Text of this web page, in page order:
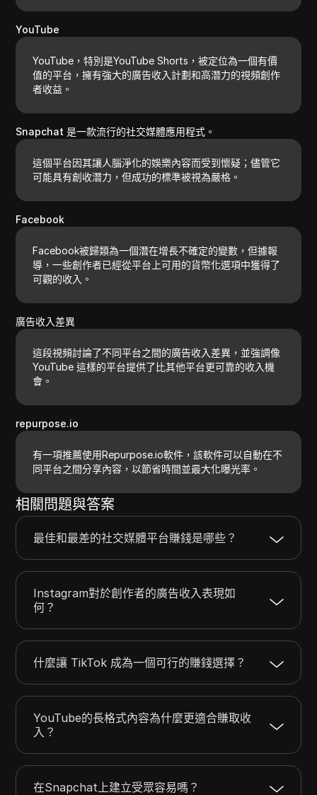
YouTube
YouTube，特別是YouTube Shorts，被定位為一個有價
值的平台，擁有強大的廣告收入計劃和高潛力的視頻創作
者收益。
Snapchat 是一款流行的社交媒體應用程式。
這個平台因其讓人腦淨化的娛樂內容而受到懷疑；儘管它
可能具有創收潛力，但成功的標準被視為嚴格。
Facebook
Facebook被歸類為一個潛在增長不確定的變數，但據報
導，一些創作者已經從平台上可用的貨幣化選項中獲得了
可觀的收入。
廣告收入差異
這段視頻討論了不同平台之間的廣告收入差異，並強調像
YouTube 這樣的平台提供了比其他平台更可靠的收入機
會。
repurpose.io
有一項推薦使用Repurpose.io軟件，該軟件可以自動在不
同平台之間分享內容，以節省時間並最大化曝光率。
相關問題與答案
最佳和最差的社交媒體平台賺錢是哪些？
Instagram對於創作者的廣告收入表現如
何？
什麼讓 TikTok 成為一個可行的賺錢選擇？
YouTube的長格式內容為什麼更適合賺取收
入？
在Snapchat上建立受眾容易嗎？